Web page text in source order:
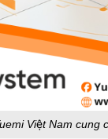
Việt Nam cung